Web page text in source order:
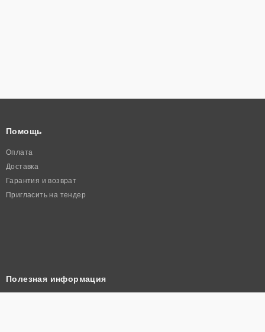
Помощь
Оплата
Доставка
Гарантия и возврат
Пригласить на тендер
Полезная информация